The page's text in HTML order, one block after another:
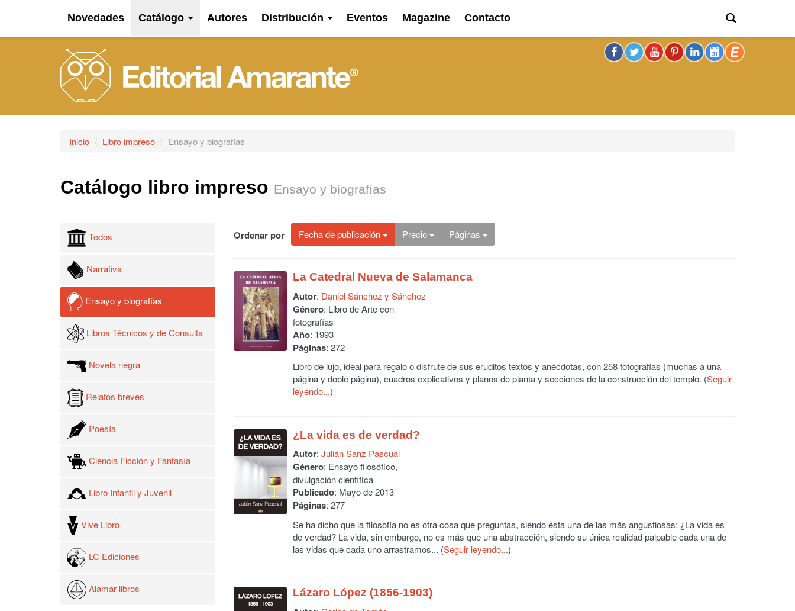
Novedades Catálogo Autores Distribución Eventos Magazine Contacto
Inicio Libro impreso Ensayo y biografías
Catálogo libro impreso Ensayo y biografías
Todos
Narrativa
Ensayo y biografías
Libros Técnicos y de Consulta
Novela negra
Relatos breves
Poesía
Ciencia Ficción y Fantasía
Libro Infantil y Juvenil
Vive Libro
LC Ediciones
Alamar libros
Ordenar por Fechade publicación Precio Páginas
La Catedral Nueva de Salamanca
Autor: Daniel Sánchez y Sánchez
Género: Libro de Arte con
fotografías
Año: 1993
Páginas: 272
Libro de lujo, ideal para regalo o disfrute de sus eruditos textos y anécdotas, con 258 fotografías (muchas a una
página y doble página), cuadros explicativos y planos de planta y secciones de la construcción del templo. (Seguir
leyendo...)
¿La vida es de verdad?
Autor: Julián Sanz Pascual
Género: Ensayo filosófico,
divulgación científica
Publicado: Mayo de 2013
Páginas: 277
Se ha dicho que la filosofía no es otra cosa que preguntas, siendo ésta una de las más angustiosas: ¿La vida es
de verdad? La vida, sin embargo, no es más que una abstracción, siendo su única realidad palpable cada una de
las vidas que cada uno arrastramos... (Seguir leyendo...)
Lázaro López (1856-1903)